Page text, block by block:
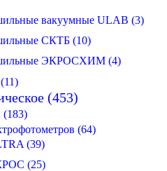
вакуумные ULAB (3)
СКТБ (10)
ЭКРОСХИМ (4)
(453)
(183)
(64)
(39)
(25)